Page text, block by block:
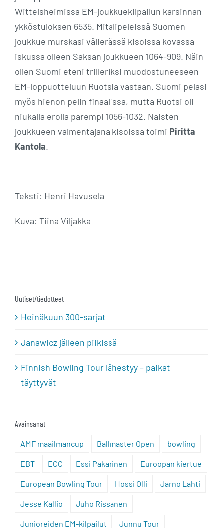
Wittelsheimissa EM-joukkuekilpailun karsinnan
ykköstuloksen 6535. Mitalipeleissä Suomen
joukkue murskasi välierässä kisoissa kovassa
iskussa olleen Saksan joukkueen 1064-909. Näin
ollen Suomi eteni trilleriksi muodostuneeseen
EM-loppuotteluun Ruotsia vastaan. Suomi pelasi
myös hienon pelin finaalissa, mutta Ruotsi oli
niukalla erolla parempi 1056-1032. Naisten
joukkueen valmentajana kisoissa toimi Piritta
Kantola.
Teksti: Henri Havusela
Kuva: Tiina Viljakka
Uutiset/tiedotteet
Heinäkuun 300-sarjat
Janawicz jälleen piikissä
Finnish Bowling Tour lähestyy – paikat
täyttyvät
Avainsanat
AMF maailmancup Ballmaster Open bowling
EBT ECC Essi Pakarinen Euroopan kiertue
European Bowling Tour Hossi Olli Jarno Lahti
Jesse Kallio Juho Rissanen
Junioreiden EM-kilpailut Junnu Tour